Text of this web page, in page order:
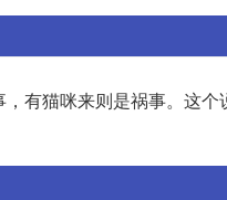
，有猫咪来则是祸事。这